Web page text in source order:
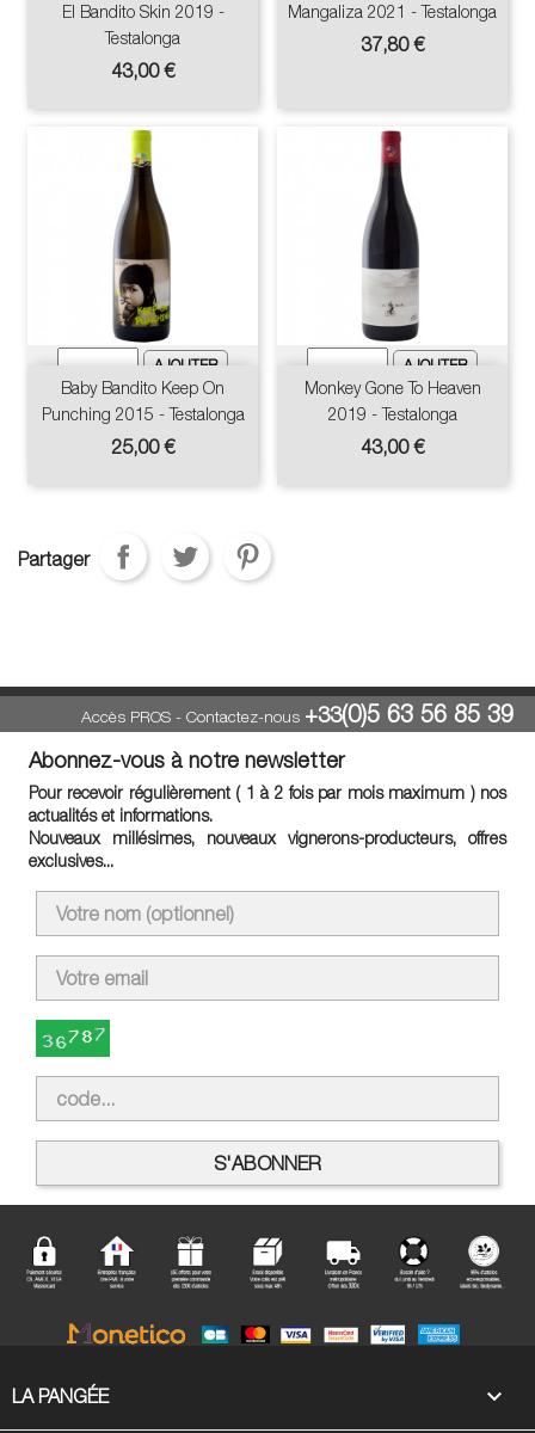
El Bandito Skin 2019 -
Testalonga
Prix
43,00 €
Mangaliza 2021 - Testalonga
Prix
37,80 €
Baby Bandito Keep On
Punching 2015 - Testalonga
Prix
25,00 €
Monkey Gone To Heaven
2019 - Testalonga
Prix
43,00 €
Partager
Accès PROS- Contactez-nous +33(0)5 63 56 85 39
Abonnez-vous à notre newsletter
Pour recevoir régulièrement ( 1 à 2 fois par mois maximum ) nos
actualités et informations.
Nouveaux millésimes, nouveaux vignerons-producteurs, offres
exclusives...
LA PANGÉE 